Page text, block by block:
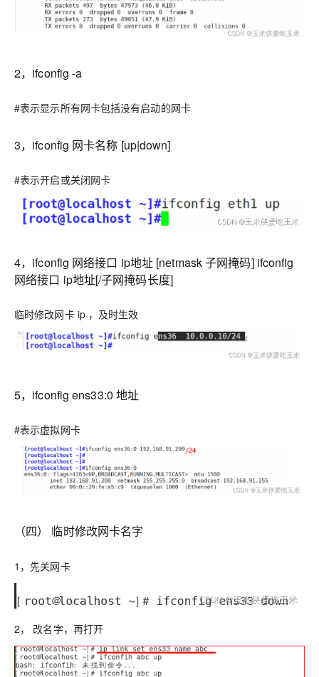
2，ifconfig -a
#表示显示所有网卡包括没有启动的网卡
3，ifconfig 网卡名称 [up|down]
#表示开启或关闭网卡
4，ifconfig 网络接口 ip地址 [netmask 子网掩码] ifconfig
网络接口 ip地址[/子网掩码长度]
临时修改网卡 ip ，及时生效
5，ifconfig ens33:0 地址
#表示虚拟网卡
（四） 临时修改网卡名字
1，先关网卡
2， 改名字，再打开